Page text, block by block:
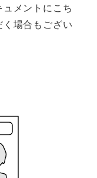
メントにこち
場合もござい